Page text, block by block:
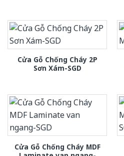
Cửa Gỗ Chống Cháy 2P
Sơn Xám-SGD
Cửa Gỗ Chống Cháy MDF